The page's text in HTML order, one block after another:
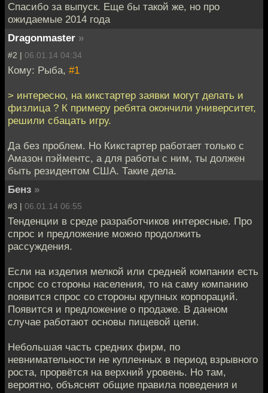
Спасибо за выпуск. Еще бы такой же, но про
ожидаемые 2014 года
Dragonmaster »
#2 | 06.01.14 04:34
Кому: Рыбa, #1
> интересно, на кикстартер заявки могут делать и
физлица ? К примеру ребята окончили университет,
решили сбацать игру.
Да без проблем. Но Кикстартер работает только с
Амазон пэйментс, а для работы с ним, ты должен
быть резидентом США. Такие дела.
Бенз »
#3 | 06.01.14 06:55
Тенденции в среде разработчиков интересные. Про
спрос и предложение можно продолжить
рассуждения.
Если на изделия мелкой или средней компании есть
спрос со стороны населения, то на саму компанию
появится спрос со стороны крупных корпораций.
Появится и предложение о продаже. В данном
случае работают основы пищевой цепи.
Небольшая часть средних фирм, по
невнимательности не купленных в период взрывного
роста, прорвётся на верхний уровень. Но там,
вероятно, объяснят общие правила поведения и